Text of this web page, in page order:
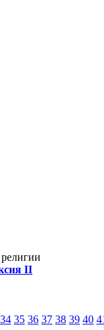
II
34 35 36 37 38 39 40